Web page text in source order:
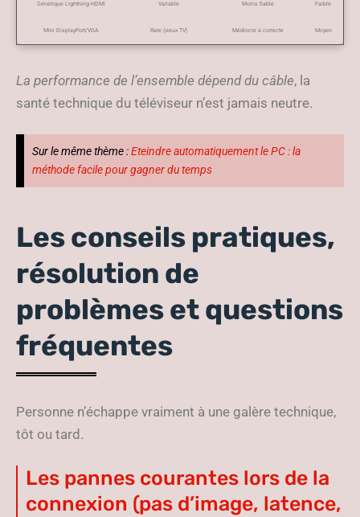
Générique Lightning-HDMI Variable Moins fiable Faible
Mini DisplayPort/VGA Rare (vieux TV) Médiocre à correcte Moyen
La performance de l’ensemble dépend du câble, la
santé technique du téléviseur n’est jamais neutre.
Sur le même thème :Eteindre automatiquement le PC : la
méthode facile pour gagner du temps
Les conseils pratiques,
résolution de
problèmes et questions
fréquentes
Personne n’échappe vraiment à une galère technique,
tôt ou tard.
Les pannes courantes lors de la
connexion (pas d’image, latence,